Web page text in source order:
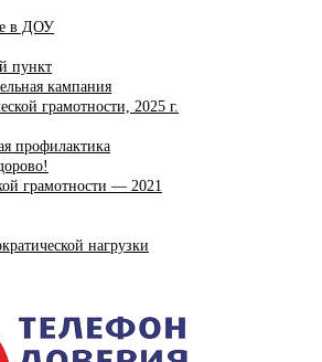
в ДОУ
пункт
кампания
грамотности, 2025 г.
профилактика
грамотности — 2021
нагрузки